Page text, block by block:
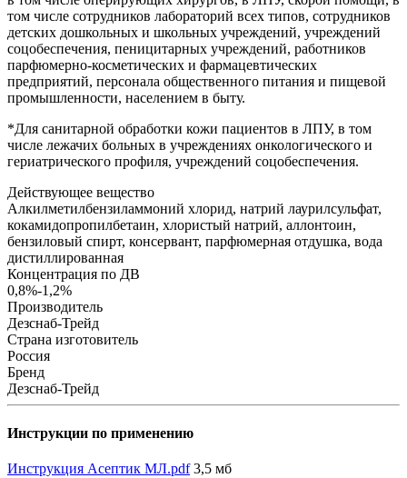
том числе сотрудников лабораторий всех типов, сотрудников
детских дошкольных и школьных учреждений, учреждений
соцобеспечения, пеницитарных учреждений, работников
парфюмерно-косметических и фармацевтических
предприятий, персонала общественного питания и пищевой
промышленности, населением в быту.
*Для санитарной обработки кожи пациентов в ЛПУ, в том
числе лежачих больных в учреждениях онкологического и
гериатрического профиля, учреждений соцобеспечения.
Действующее вещество
Алкилметилбензиламмоний хлорид, натрий лаурилсульфат,
кокамидопропилбетаин, хлористый натрий, аллонтоин,
бензиловый спирт, консервант, парфюмерная отдушка, вода
дистиллированная
Концентрация по ДВ
0,8%-1,2%
Производитель
Дезснаб-Трейд
Страна изготовитель
Россия
Бренд
Дезснаб-Трейд
Инструкции по применению
Инструкция Асептик МЛ.pdf 3,5 мб